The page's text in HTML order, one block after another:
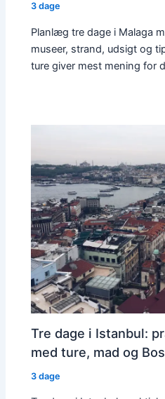
3 dage
Planlæg tre dage i Malaga
museer, strand, udsigt og
ture giver mest mening for
Tre dage i Istanbul:
med ture, mad og
3 dage